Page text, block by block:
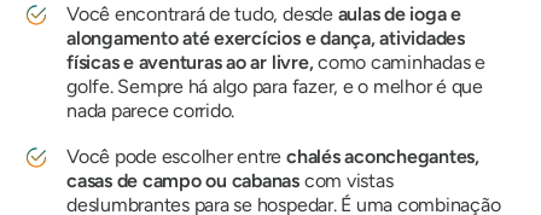
Você encontrará de tudo, desde aulas de ioga e
alongamento até exercícios e dança, atividades
físicas e aventuras ao ar livre,como caminhadas e
golfe. Sempre há algo para fazer, e o melhor é que
nada parece corrido.
Você pode escolher entre chalés aconchegantes,
casas de campo ou cabanas com vistas
deslumbrantes para se hospedar. É uma combinação